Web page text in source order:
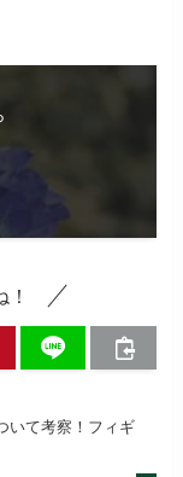
いて考察！フィギ